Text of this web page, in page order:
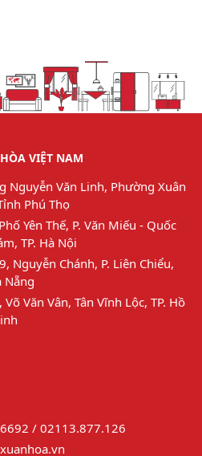
VIỆT NAM
Nguyễn Văn Linh, Phường Xuân
Phú Thọ
Yên Thế, P. Văn Miếu - Quốc
TP. Hà Nội
Nguyễn Chánh, P. Liên Chiểu,
Nẵng
Võ Văn Vân, Tân Vĩnh Lộc, TP. Hồ
/ 02113.877.126